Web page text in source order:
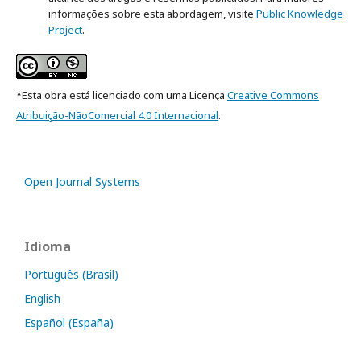
informações sobre esta abordagem, visite Public Knowledge
Project.
*Esta obra está licenciado com uma Licença Creative Commons
Atribuição-NãoComercial 4.0 Internacional.
Open Journal Systems
Idioma
Português (Brasil)
English
Español (España)